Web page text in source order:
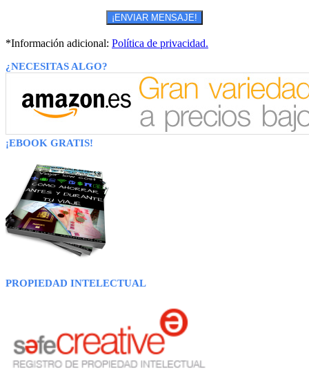
*Información adicional: Política de privacidad.
¿NECESITAS ALGO?
¡EBOOK GRATIS!
PROPIEDAD INTELECTUAL